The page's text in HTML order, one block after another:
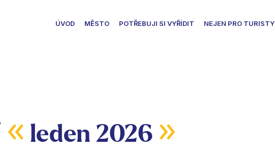
ÚVOD MĚSTO POTŘEBUJI SI VYŘÍDIT NEJEN PRO TURISTY
« leden 2026 »